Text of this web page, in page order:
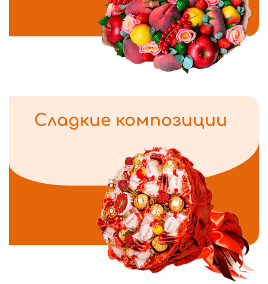
Сладкие композиции